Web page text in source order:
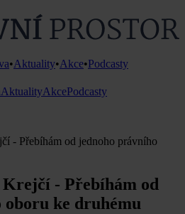
•Aktuality•Akce•Podcasty
AktualityAkcePodcasty
- Přebíhám od jednoho právního
- Přebíhám od
ke druhému